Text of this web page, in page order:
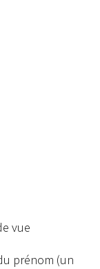
vue
prénom (un